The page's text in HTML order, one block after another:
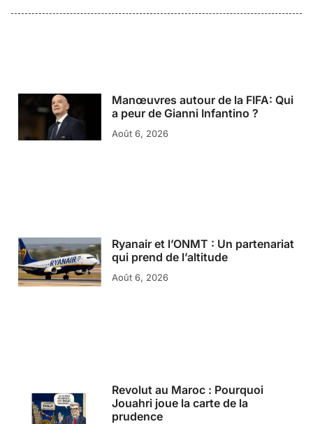
Manœuvres autour de la FIFA: Qui
a peur de Gianni Infantino ?
Août 6, 2026
Ryanair et l’ONMT : Un partenariat
qui prend de l’altitude
Août 6, 2026
Revolut au Maroc : Pourquoi
Jouahri joue la carte de la
prudence